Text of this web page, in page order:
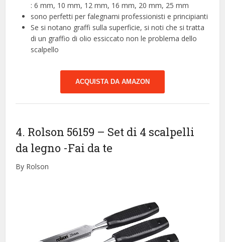
: 6 mm, 10 mm, 12 mm, 16 mm, 20 mm, 25 mm
sono perfetti per falegnami professionisti e principianti
Se si notano graffi sulla superficie, si noti che si tratta
di un graffio di olio essiccato non le problema dello
scalpello
ACQUISTA DA AMAZON
4. Rolson 56159 – Set di 4 scalpelli
da legno -Fai da te
By Rolson